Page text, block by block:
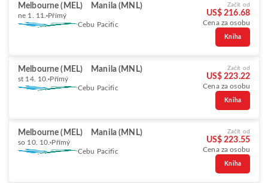
Melbourne (MEL) Manila (MNL)
ne 1. 11. Přímý
Cebu Pacific
Začít od
US$ 216.68
Cena za osobu
Kniha
Melbourne (MEL) Manila (MNL)
st 14. 10. Přímý
Cebu Pacific
Začít od
US$ 223.22
Cena za osobu
Kniha
Melbourne (MEL) Manila (MNL)
so 10. 10. Přímý
Cebu Pacific
Začít od
US$ 223.55
Cena za osobu
Kniha